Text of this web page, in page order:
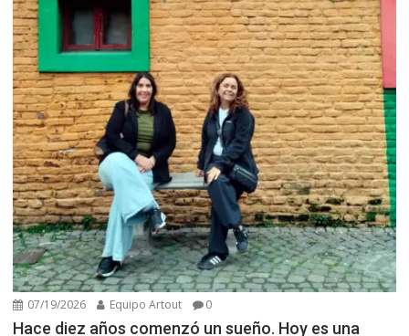
07/19/2026 Equipo Artout 0
Hace diez años comenzó un sueño. Hoy es una